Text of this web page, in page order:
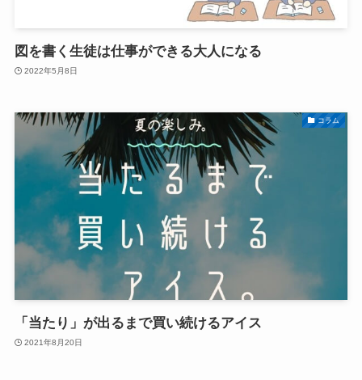
図を書く生徒は仕事ができる大人になる
2022年5月8日
コラム
「当たり」が出るまで買い続けるアイス
2021年8月20日